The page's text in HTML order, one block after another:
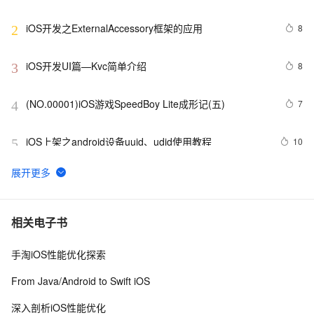
2 iOS开发之ExternalAccessory框架的应用 8
3 iOS开发UI篇—Kvc简单介绍 8
4 (NO.00001)iOS游戏SpeedBoy Lite成形记(五) 7
5 iOS上架之android设备uuid、udid使用教程 10
6 环信 3.0 iOS 客户端的集成
7 【转】适配iOS9系统
8 从Unity开发到移动平台制胜攻略：全面解析iOS与
打造爆款手游不是梦——性能优化、广告集成与内购设置
全包含
相关电子书
手淘iOS性能优化探索
From Java/Android to Swift iOS
深入剖析iOS性能优化